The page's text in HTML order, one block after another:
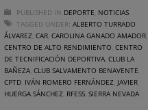
PUBLISHED IN DEPORTE, NOTICIAS
TAGGED UNDER: ALBERTO TURRADO
ÁLVAREZ, CAR, CAROLINA GANADO AMADOR,
CENTRO DE ALTO RENDIMIENTO, CENTRO
DE TECNIFICACIÓN DEPORTIVA, CLUB LA
BAÑEZA, CLUB SALVAMENTO BENAVENTE,
CPTD, IVÁN ROMERO FERNÁNDEZ, JAVIER
HUERGA SÁNCHEZ, RFESS, SIERRA NEVADA